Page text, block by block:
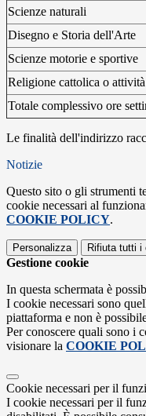
Scienze naturali
Disegno e Storia dell'Arte
Scienze motorie e sportive
Religione cattolica o
Totale complessivo ore
Le finalità dell'indirizzo
Notizie
Questo sito o gli strumenti
cookie necessari al
COOKIE POLICY.
Personalizza Rifiuta tutti i
Gestione cookie
In questa schermata è
I cookie necessari sono
piattaforma e non è
Per conoscere quali sono i
visionare la COOKIE
Cookie necessari per il
I cookie necessari per il